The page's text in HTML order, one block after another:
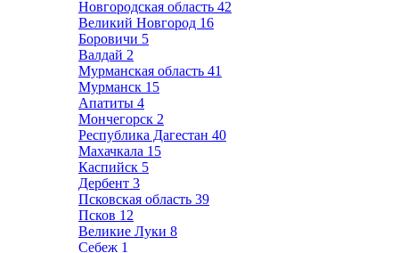
Новгородская область 42
Великий Новгород 16
Боровичи 5
Валдай 2
Мурманская область 41
Мурманск 15
Апатиты 4
Мончегорск 2
Республика Дагестан 40
Махачкала 15
Каспийск 5
Дербент 3
Псковская область 39
Псков 12
Великие Луки 8
Себеж 1